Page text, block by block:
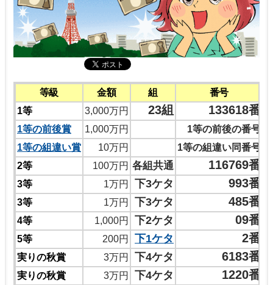
等級 金額 組
番号
1等
3,000万円 23組 133618番
1等の前後賞 1,000万円
1等の前後の番号
1等の組違い賞
10万円
1等の組違い同番号
2等
100万円 各組共通 116769番
3等 1万円 下3ケタ 993番
3等 1万円 下3ケタ 485番
4等 1,000円 下2ケタ 09番
5等 200円 下1ケタ 2番
実りの秋賞 3万円 下4ケタ 6183番
実りの秋賞 3万円 下4ケタ 1220番